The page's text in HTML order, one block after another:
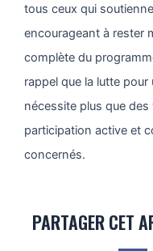
tous ceux qui
encourageant à rester
complète du
rappel que la lutte
nécessite plus que
participation active et
concernés.
PARTAGER CET